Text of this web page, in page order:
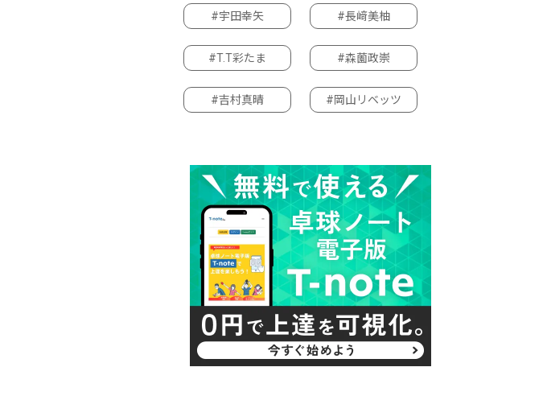
#宇田幸矢 #長﨑美柚
#T.T彩たま #森薗政崇
#吉村真晴 #岡山リベッツ